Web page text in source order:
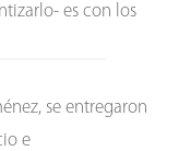
es con los
se entregaron
e